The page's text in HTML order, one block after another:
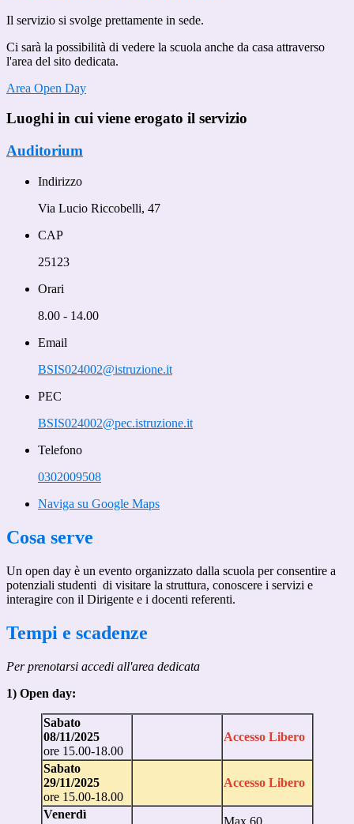
Il servizio si svolge prettamente in sede.
Ci sarà la possibilità di vedere la scuola anche da casa attraverso
l'area del sito dedicata.
Area Open Day
Luoghi in cui viene erogato il servizio
Auditorium
Indirizzo
Via Lucio Riccobelli, 47
CAP
25123
Orari
8.00 - 14.00
Email
BSIS024002@istruzione.it
PEC
BSIS024002@pec.istruzione.it
Telefono
0302009508
Naviga su Google Maps
Cosa serve
Un open day è un evento organizzato dalla scuola per consentire a
potenziali studenti di visitare la struttura, conoscere i servizi e
interagire con il Dirigente e i docenti referenti.
Tempi e scadenze
Per prenotarsi accedi all'area dedicata
1) Open day:
Sabato
08/11/2025
ore 15.00-18.00
Accesso Libero
Sabato
29/11/2025
ore 15.00-18.00
Accesso Libero
Venerdì
Max 60